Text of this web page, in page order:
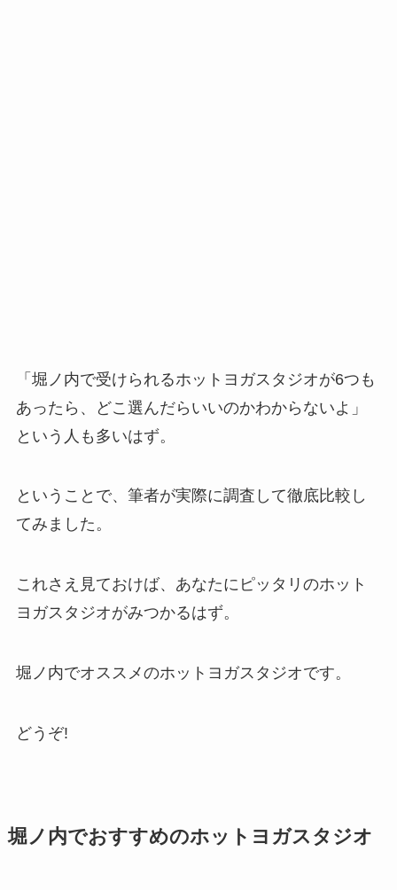
「堀ノ内で受けられるホットヨガスタジオが6つも
あったら、どこ選んだらいいのかわからないよ」
という人も多いはず。
ということで、筆者が実際に調査して徹底比較し
てみました。
これさえ見ておけば、あなたにピッタリのホット
ヨガスタジオがみつかるはず。
堀ノ内でオススメのホットヨガスタジオです。
どうぞ!
堀ノ内でおすすめのホットヨガスタジオ